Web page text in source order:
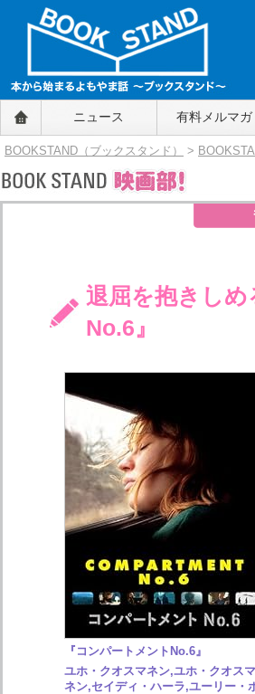
BOOKSTAND（ブックスタンド）
～本から始まるよもやま話～
BOOKSTAND（ブ
ニュース 有料メルマガ
BOOKSTAND（ブックスタンド） >
退屈を抱きし
No.6』
『コンパートメントNo.6』
ユホ・クオスマネン,ユホ・クオスマ
ネン,セイディ・ハーラ,ユーリー・